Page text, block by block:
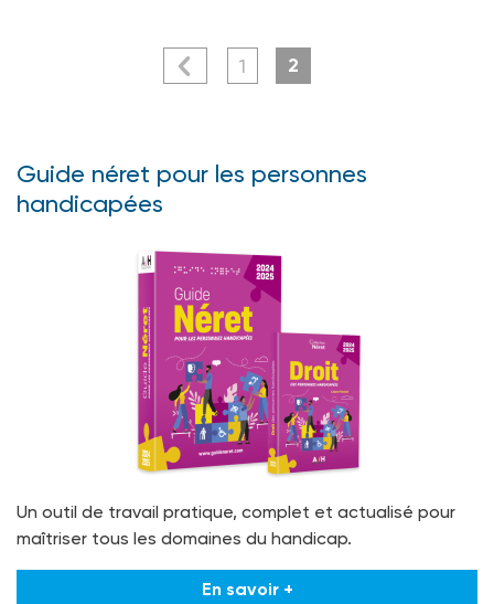
1 2
Guide néret pour les personnes
handicapées
Un outil de travail pratique, complet et actualisé pour
maîtriser tous les domaines du handicap.
En savoir +